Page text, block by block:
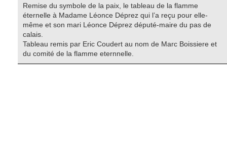
Remise du symbole de la paix, le tableau de la flamme
éternelle à Madame Léonce Déprez qui l’a reçu pour elle-
même et son mari Léonce Déprez député-maire du pas de
calais.
Tableau remis par Eric Coudert au nom de Marc Boissiere et
du comité de la flamme eternnelle.